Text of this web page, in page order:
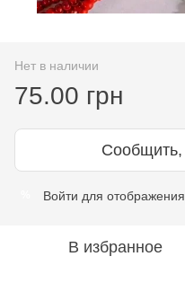
Нет в наличии
75.00 грн
Сообщить,
Войти для
В избранное